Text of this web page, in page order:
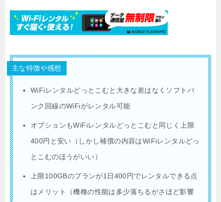
主な特徴や感想
WiFiレンタルどっとこむと大きな差はなくソフトバ
ンク回線のWiFiがレンタル可能
オプションもWiFiレンタルどっとこむと同じく上限
400円と安い（しかし補償の内容はWiFiレンタルどっ
とこむのほうがいい）
上限100GBのプランが1日400円でレンタルできる点
はメリット（機種の性能は多少落ちるがさほど影響